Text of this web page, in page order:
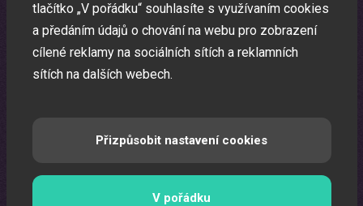
Oslava narozenin s animátorem
Uspořádáme pro vaše děti nezapomenutelnou oslavu.
tlačítko „V pořádku“ souhlasíte s využívaním cookies
a předáním údajů o chování na webu pro zobrazení
cílené reklamy na sociálních sítích a reklamních
sítích na dalších webech.
Přizpůsobit nastavení cookies
V pořádku